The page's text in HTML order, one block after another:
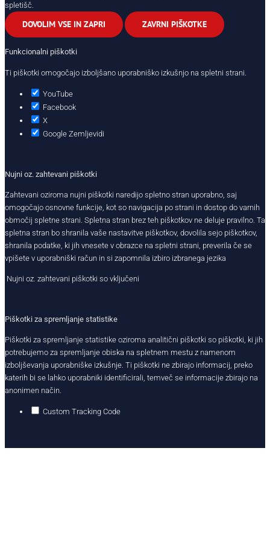
spletišč.
DOVOLIM VSE IN ZAPRI ZAVRNI PIŠKOTKE
Funkcionalni piškotki
Ti piškotki omogočajo izboljšano uporabniško izkušnjo na spletni strani.
YouTube
Facebook
X
Google Zemljevidi
Nujni oz. zahtevani piškotki
Zahtevani oziroma nujni piškotki naredijo spletno stran uporabno, saj
omogočajo osnovne funkcije, kot so navigacija po strani in dostop do varnih
območij spletne strani. Spletna stran brez teh piškotkov ne deluje pravilno. Ta
spletna stran bo shranila vaše nastavitve piškotkov, dovolila sejo piškotkov,
shranila podatke, ki jih vnesete v obrazce na spletni strani, preverila če se
vpišete v uporabniški račun in si zapomnila izbiro izbranega jezika
Nujni oz. zahtevani piškotki so vključeni
Piškotki za spremljanje statistike
Piškotki za spremljanje statistike oziroma analitični piškotki so piškotki, ki jih
potrebujemo za spremljanje obiska na spletnem mestu z namenom
izboljševanja uporabniške izkušnje. Ti piškotki ne zbirajo informacij, preko
katerih bi se lahko uporabniki identificirali, temveč se informacije zbirajo na
anonimen način.
Custom Tracking Code